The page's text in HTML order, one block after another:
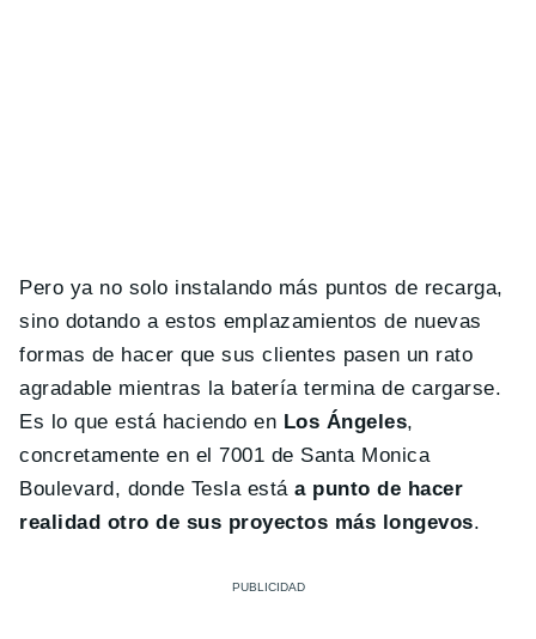
Pero ya no solo instalando más puntos de recarga,
sino dotando a estos emplazamientos de nuevas
formas de hacer que sus clientes pasen un rato
agradable mientras la batería termina de cargarse.
Es lo que está haciendo en Los Ángeles,
concretamente en el 7001 de Santa Monica
Boulevard, donde Tesla estáa punto de hacer
realidad otro de sus proyectos más longevos.